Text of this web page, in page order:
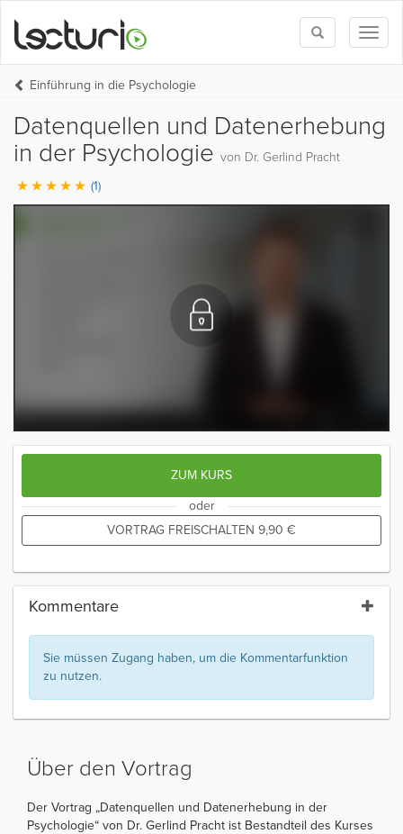
Toggle
search
Einführung in die Psychologie
Datenquellen und Datenerhebung
in der Psychologie von Dr. Gerlind Pracht
(1)
ZUM KURS
oder
VORTRAG FREISCHALTEN 9,90 €
Kommentare
Sie müssen Zugang haben, um die Kommentarfunktion
zu nutzen.
Über den Vortrag
Der Vortrag „Datenquellen und Datenerhebung in der
Psychologie“ von Dr. Gerlind Pracht ist Bestandteil des Kurses